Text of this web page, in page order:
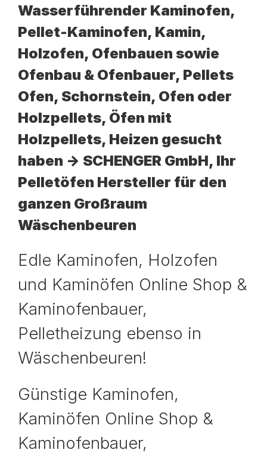
Wasserführender Kaminofen,
Pellet-Kaminofen, Kamin,
Holzofen, Ofenbauen sowie
Ofenbau & Ofenbauer, Pellets
Ofen, Schornstein, Ofen oder
Holzpellets, Öfen mit
Holzpellets, Heizen gesucht
haben -> SCHENGER GmbH, Ihr
Pelletöfen Hersteller für den
ganzen Großraum
Wäschenbeuren
Edle Kaminofen, Holzofen
und Kaminöfen Online Shop &
Kaminofenbauer,
Pelletheizung ebenso in
Wäschenbeuren!
Günstige Kaminofen,
Kaminöfen Online Shop &
Kaminofenbauer,